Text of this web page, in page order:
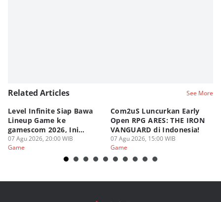
Related Articles See More
Level Infinite Siap Bawa
Lineup Game ke
gamescom 2026, Ini
Judulnya!
07 Agu 2026, 20:00 WIB
Game
Com2uS Luncurkan Early
Open RPG ARES: THE IRON
VANGUARD di Indonesia!
07 Agu 2026, 15:00 WIB
Game